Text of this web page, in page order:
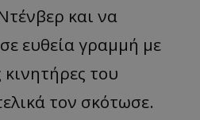
και να
ευθεία γραμμή με
του
τον σκότωσε.